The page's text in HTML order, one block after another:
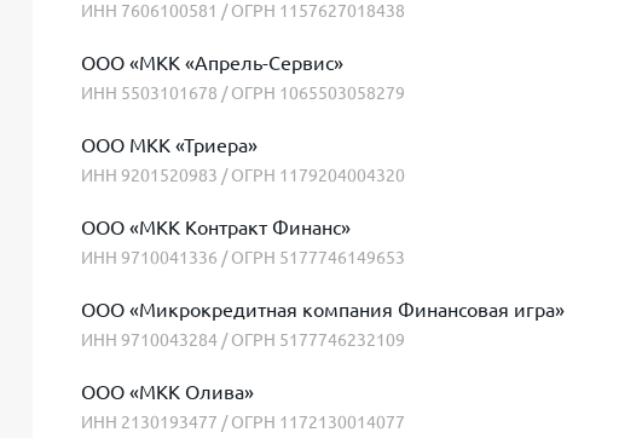
ИНН 7606100581 / ОГРН 1157627018438
ООО «МКК «Апрель-Сервис»
ИНН 5503101678 / ОГРН 1065503058279
ООО МКК «Триера»
ИНН 9201520983 / ОГРН 1179204004320
ООО «МКК Контракт Финанс»
ИНН 9710041336 / ОГРН 5177746149653
ООО «Микрокредитная компания Финансовая игра»
ИНН 9710043284 / ОГРН 5177746232109
ООО «МКК Олива»
ИНН 2130193477 / ОГРН 1172130014077